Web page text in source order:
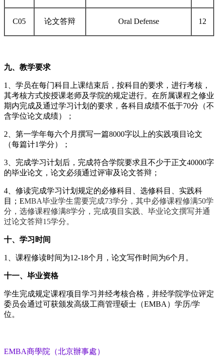
C05 论文答辩 Oral Defense 12
九、教学要求
1、学员在每门科目上课结束后，按科目的要求，进行考核，
其考核方式按授课老师及学院的规定进行。在所属课程之修业
期内完成及通过学习计划的要求，各科目成绩不低于70分（不
含学位论文成绩）；
2、第一学年每六个月撰写一篇8000字以上的实践项目论文
（每篇计1学分）；
3、完成学习计划后，完成符合学院要求且不少于正文40000字
的毕业论文，论文必须通过评审及论文答辩；
4、修读完成学习计划规定的必修科目、选修科目、实践科
目； EMBA毕业学生需要完成73学分，其中必修课程修满50学
分，选修课程修满8学分，完成项目实践、 毕业论文撰写并通
过论文答辩1 5学分。
十、学习时间
1、课程修读时间为1 2-18个月，论文写作时间为6个月。
十一、毕业资格
学生完成规定课程项目学习并经考核合格，并经学院学位评定
委员会通过可获颁发高级工商管理硕士 （EMBA） 学历/学
位。
EMBA商學院（北京辦事處）